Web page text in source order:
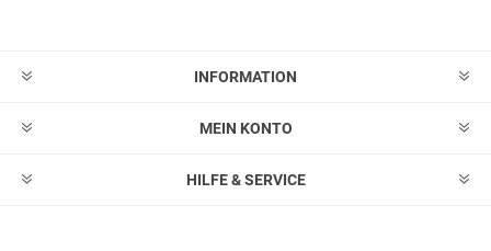
INFORMATION
MEIN KONTO
HILFE & SERVICE